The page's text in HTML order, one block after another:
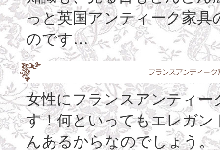
っと英国アンティーク家具
のです…
女性にフランスアンティ
す！何といってもエレガ
んあるからなのでしょう。